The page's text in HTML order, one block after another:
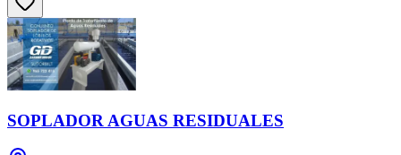
SOPLADOR AGUAS RESIDUALES